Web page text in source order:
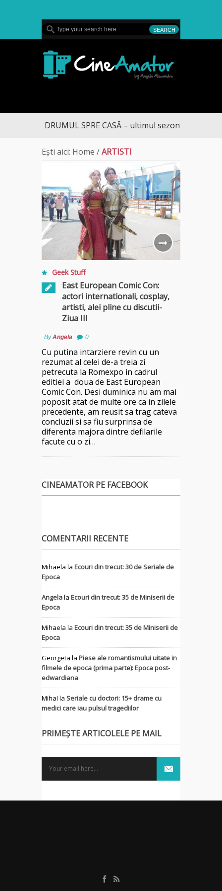
DRUMUL SPRE CASĂ – ultimul sezon te aduce la
Ești aici: Home /ARTISTI
Geek Stuff
East European Comic Con:
actori internationali, cosplay,
artisti, alei pline cu discutii-
Ziua III
ByAngela 0
Cu putina intarziere revin cu un
rezumat al celei de-a treia zi
petrecuta la Romexpo in cadrul
editiei a doua de East European
Comic Con. Desi duminica nu am mai
poposit atat de multe ore ca in zilele
precedente, am reusit sa trag cateva
concluzii si sa fiu surprinsa de
diferenta majora dintre defilarile
facute cu o zi…
CINEAMATOR PE FACEBOOK
COMENTARII RECENTE
Mihaela la Ecouri din trecut: 30 de Seriale de
Epoca
Angelala Ecouri din trecut: 35 de Miniserii de
Epoca
Mihaela la Ecouri din trecut: 35 de Miniserii de
Epoca
Georgeta la Piese ale romantismului uitate in
filmele de epoca (prima parte): Epoca post-
edwardiana
MihaI la Seriale cu doctori: 15+ drame cu
medici care iau pulsul tragediilor
PRIMEȘTE ARTICOLELE PE MAIL